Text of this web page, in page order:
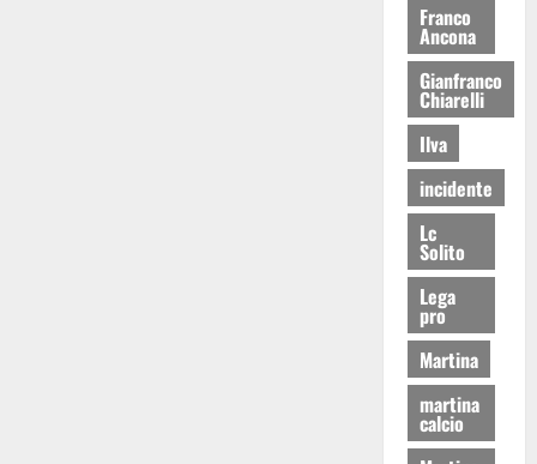
Franco
Ancona
Gianfranco
Chiarelli
Ilva
incidente
Lc
Solito
Lega
pro
Martina
martina
calcio